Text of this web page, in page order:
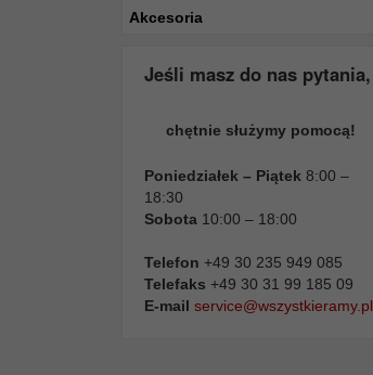
Akcesoria
Jeśli masz do nas pytania,
chętnie służymy pomocą!
Poniedziałek – Piątek 8:00 –
18:30
Sobota 10:00 – 18:00
Telefon +49 30 235 949 085
Telefaks +49 30 31 99 185 09
E-mail service@wszystkieramy.pl